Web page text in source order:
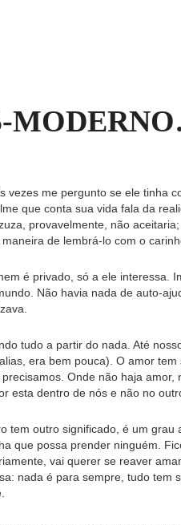
vezes me pergunto se ele tinha
que conta sua vida fala da
provavelmente, não
de lembrá-lo com o
é privado, só a ele interessa.
Não havia nada de auto-
tudo a partir do nada. Até
era bem pouca). O amor
Onde não haja amor,
esta dentro de nós e não no
tem outro significado, é um grau
que possa prender ninguém.
vai querer se reaver
nada é para sempre, tudo tem